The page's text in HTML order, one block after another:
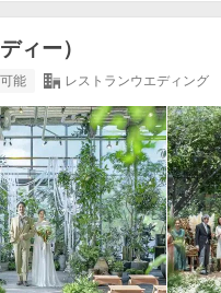
ィー）
能 レストランウエディング